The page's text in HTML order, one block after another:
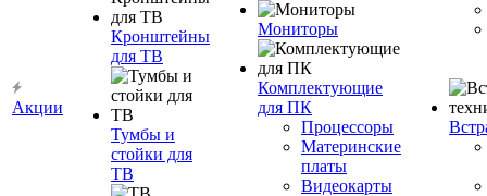
Акции
Кронштейны
для ТВ
Тумбы и
стойки для
ТВ
Мониторы
Комплектующие
для ПК
Процессоры
Материнские
платы
Видеокарты